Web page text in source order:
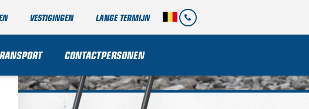
VESTIGINGEN LANGE TERMIJN
CONTACTPERSONEN